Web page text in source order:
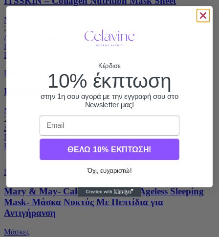
Μάσκες
2,50
Διαβάστε περισσότερα
Προεπισκόπηση
Εξαντλημένο
Πρόσθήκη στην λίστα επιθυμιών
ITSSKIN – Power 10 Formula VE Mask Sheet
Μάσκες
2,80
Διαβάστε περισσότερα
Προεπισκόπηση
Εξαντλημένο
Πρόσθήκη στην λίστα επιθυμιών
Mary & May- Calendula Peptide Ageless Sleeping
Mask- Μάσκα Νυκτός Με Πεπτίδια για
Αντιγήρανση
Μάσκες
Κέρδισε
10% έκπτωση
στην 1η σου αγορά με την εγγραφή σου στο
Newsletter μας!
Email
ΘΕΛΩ 10% ΕΚΠΤΩΣΗ!
Όχι, ευχαριστώ!